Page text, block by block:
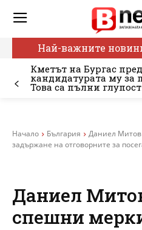
Най-важните
Кметът на Бургас пред
кандидатурата му за
Това са пълни
Начало България
Даниел
задържане на отговорните за
Даниел
спешни